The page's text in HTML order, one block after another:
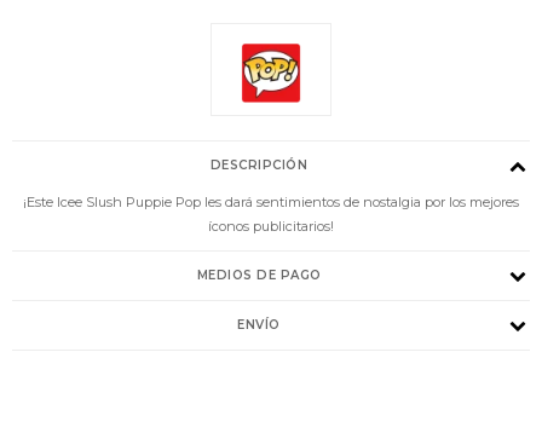
DESCRIPCIÓN
¡Este Icee Slush Puppie Pop les dará sentimientos de nostalgia por los mejores
íconos publicitarios!
MEDIOS DE PAGO
ENVÍO